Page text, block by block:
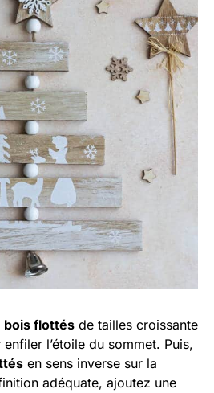
bois flottés de tailles croissante
l’étoile du sommet. Puis,
en sens inverse sur la
adéquate, ajoutez une